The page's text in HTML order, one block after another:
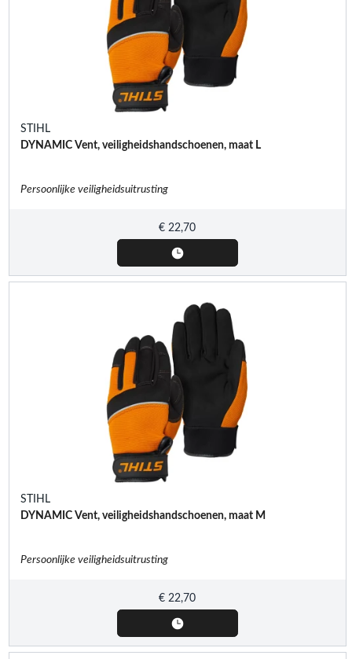
STIHL
DYNAMIC Vent, veiligheidshandschoenen, maat L
Persoonlijke veiligheidsuitrusting
€ 22,70
STIHL
DYNAMIC Vent, veiligheidshandschoenen, maat M
Persoonlijke veiligheidsuitrusting
€ 22,70